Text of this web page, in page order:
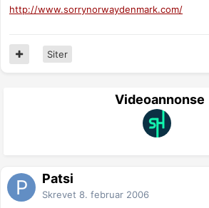
http://www.sorrynorwaydenmark.com/
Siter
Videoannonse
Patsi
Skrevet 8. februar 2006